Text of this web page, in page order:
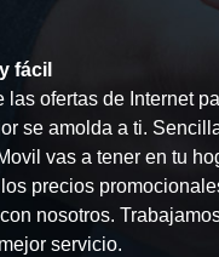
fácil
ofertas de Internet
se amolda a ti.
vas a tener en tu
precios
nosotros.
servicio.